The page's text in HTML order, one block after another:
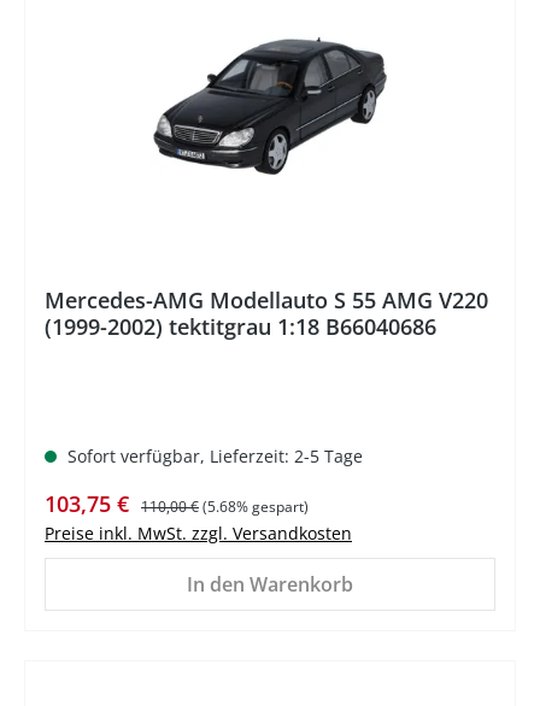
Mercedes-AMG Modellauto S 55 AMG V220
(1999-2002) tektitgrau 1:18 B66040686
Sofort verfügbar, Lieferzeit: 2-5 Tage
Verkaufspreis:
103,75 € Regulärer Preis:
110,00 €(5.68% gespart)
Preise inkl. MwSt. zzgl. Versandkosten
In den Warenkorb